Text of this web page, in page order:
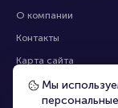
О компании
Контакты
Карта сайта
Управление cookies
Мы